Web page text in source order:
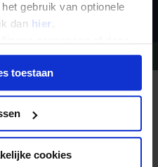
gebruik van optionele
dan hier .
moment voor de
toestaan
cookies
020-7887700